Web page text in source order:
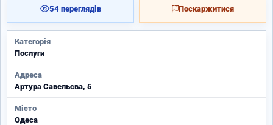
54 переглядів Поскаржитися
Категорія
Послуги
Адреса
Артура Савельєва, 5
Місто
Одеса